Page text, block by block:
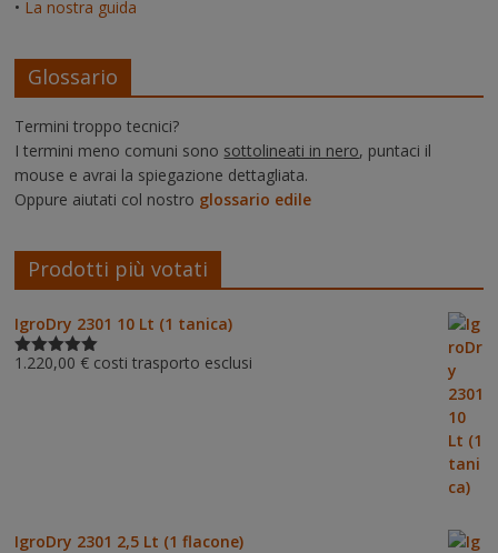
• La nostra guida
Glossario
Termini troppo tecnici?
I termini meno comuni sono sottolineati in nero, puntaci il
mouse e avrai la spiegazione dettagliata.
Oppure aiutati col nostro glossario edile
Prodotti più votati
IgroDry 2301 10 Lt (1 tanica)
Valutato
1.220,00 € costi trasporto esclusi
IgroDry 2301 2,5 Lt (1 flacone)